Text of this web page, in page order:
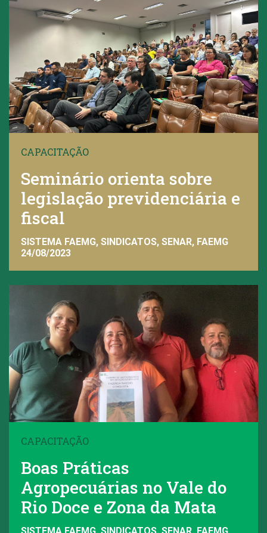
CAPACITAÇÃO
Seminário orienta sobre
legislação previdenciária e
fiscal
SISTEMA FAEMG, SINDICATOS, SENAR, FAEMG
24/08/2023
CAPACITAÇÃO
Boas Práticas
Agropecuárias no Vale do
Rio Doce e Zona da Mata